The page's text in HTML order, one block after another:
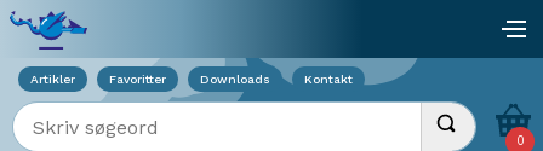
Artikler Favoritter Downloads Kontakt
Indtast søgeord Udfør søgning
0
Viser overlay for indkøbskurv